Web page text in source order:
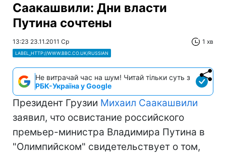
Саакашвили: Дни власти
Путина сочтены
13:23 23.11.2011 Ср 1 хв
LABEL_HTTP://WWW.BBC.CO.UK/RUSSIAN
Не витрачай час на шум! Читай тільки суть з
РБК-Україна у Google
Президент Грузии Михаил Саакашвили
заявил, что освистание российского
премьер-министра Владимира Путина в
"Олимпийском" свидетельствует о том,